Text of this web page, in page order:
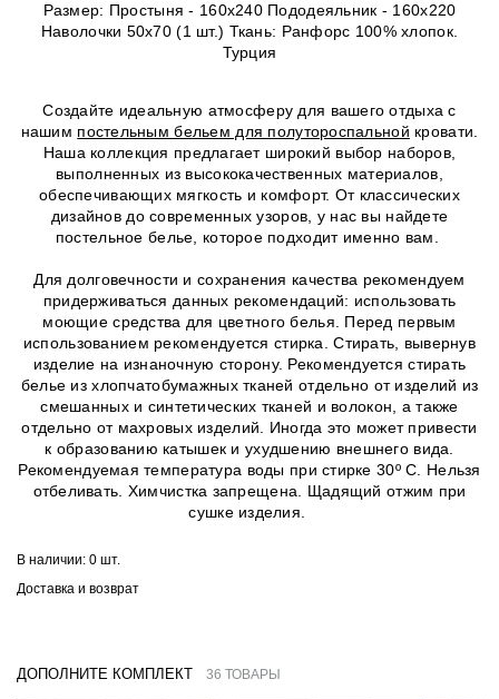
Размер: Простыня - 160х240 Пододеяльник - 160х220
Наволочки 50х70 (1 шт.) Ткань: Ранфорс 100% хлопок.
Турция
Создайте идеальную атмосферу для вашего отдыха с
нашим постельным бельем для полутороспальной кровати.
Наша коллекция предлагает широкий выбор наборов,
выполненных из высококачественных материалов,
обеспечивающих мягкость и комфорт. От классических
дизайнов до современных узоров, у нас вы найдете
постельное белье, которое подходит именно вам.
Для долговечности и сохранения качества рекомендуем
придерживаться данных рекомендаций: использовать
моющие средства для цветного белья. Перед первым
использованием рекомендуется стирка. Стирать, вывернув
изделие на изнаночную сторону. Рекомендуется стирать
белье из хлопчатобумажных тканей отдельно от изделий из
смешанных и синтетических тканей и волокон, а также
отдельно от махровых изделий. Иногда это может привести
к образованию катышек и ухудшению внешнего вида.
Рекомендуемая температура воды при стирке 30º C. Нельзя
отбеливать. Химчистка запрещена. Щадящий отжим при
сушке изделия.
В наличии: 0 шт.
Доставка и возврат
ДОПОЛНИТЕ КОМПЛЕКТ 36 ТОВАРЫ